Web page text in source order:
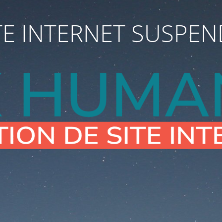
INTERNET